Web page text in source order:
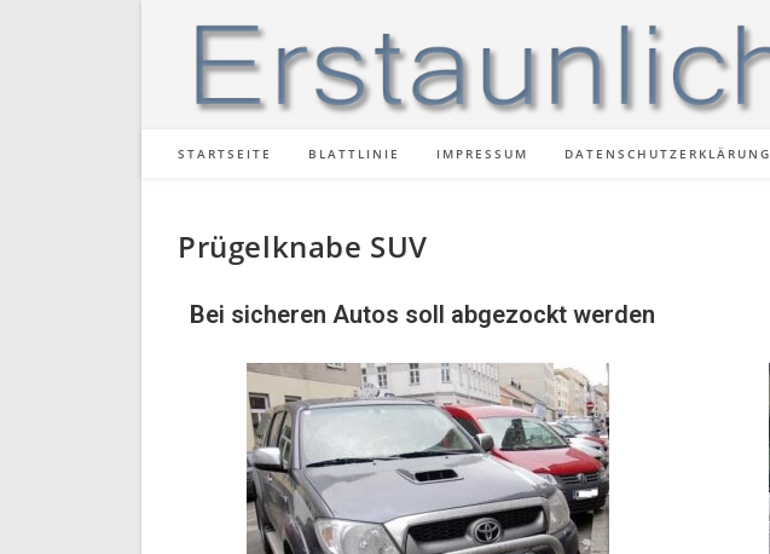
STARTSEITE BLATTLINIE IMPRESSUM DATENSCHUTZERKLÄRUNG
Prügelknabe SUV
Bei sicheren Autos soll abgezockt werden